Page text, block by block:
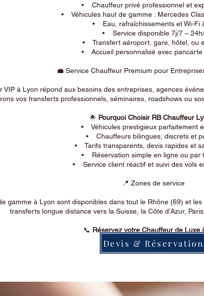
• Chauffeur privé professionnel et
• Véhicules haut de gamme : Mercedes
• Eau, rafraîchissements et Wi-Fi
• Service disponible 7j/7 –
• Transfert aéroport, gare, hôtel, ou
• Accueil personnalisé avec pancarte
💼 Service Chauffeur Premium pour
VIP à Lyon répond aux besoins des entreprises, agences
vos transferts professionnels, séminaires, roadshows ou
🌟 Pourquoi Choisir RB Chauffeur
• Véhicules prestigieux parfaitement
• Chauffeurs bilingues, discrets et
• Tarifs transparents, devis rapides et
• Réservation simple en ligne ou par
• Service client réactif et suivi des vols
📍 Zones de service
gamme à Lyon sont disponibles dans tout le Rhône (69) et
transferts longue distance vers la Suisse, la Côte d’Azur,
📞 Réservez votre Chauffeur de Luxe
Devis & Réservation